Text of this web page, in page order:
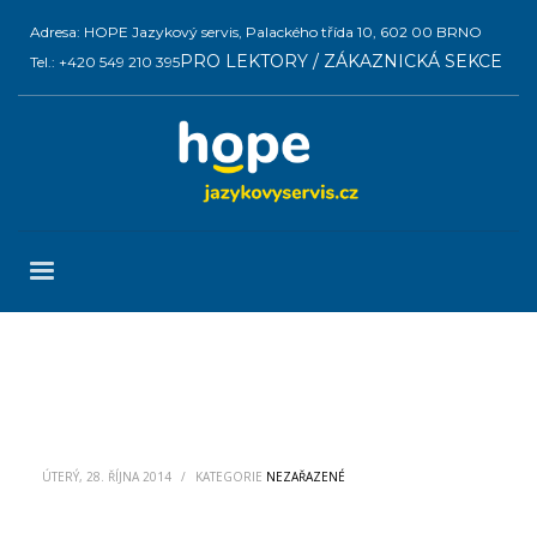
Adresa: HOPE Jazykový servis, Palackého třída 10, 602 00 BRNO
Tel.: +420 549 210 395PRO LEKTORY / ZÁKAZNICKÁ SEKCE
ÚTERÝ, 28. ŘÍJNA 2014 / KATEGORIE NEZAŘAZENÉ